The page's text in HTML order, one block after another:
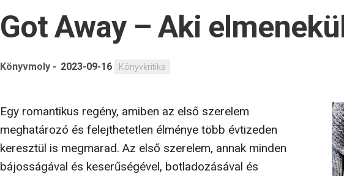
Got Away – Aki
Könyvmoly - 2023-09-16 Könyvkritika
Egy romantikus regény, amiben az első szerelem
meghatározó és felejthetetlen élménye több évtizeden
keresztül is megmarad. Az első szerelem, annak minden
bájosságával és keserűségével, botladozásával és